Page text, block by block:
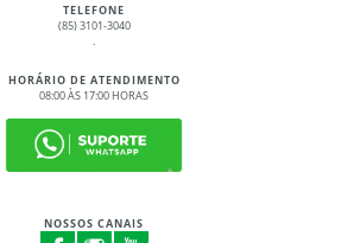
TELEFONE
(85) 3101-3040
.
HORÁRIO DE ATENDIMENTO
08:00 ÀS 17:00 HORAS
NOSSOS CANAIS